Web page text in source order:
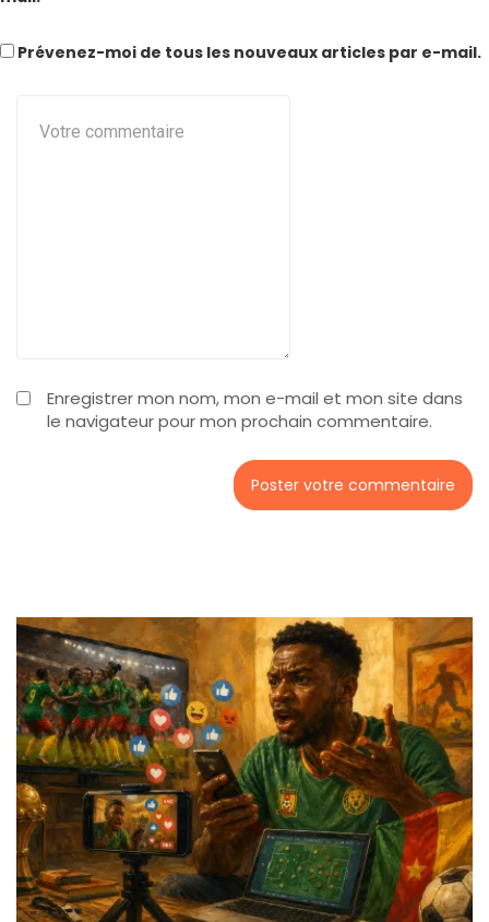
Enregistrer mon nom, mon e-mail et mon site dans
le navigateur pour mon prochain commentaire.
Prévenez-moi de tous les nouveaux articles par e-mail.